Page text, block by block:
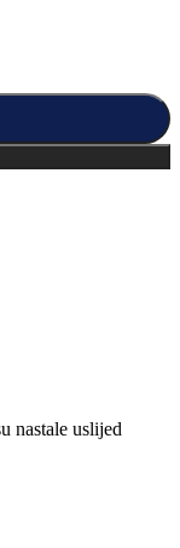
nastale uslijed